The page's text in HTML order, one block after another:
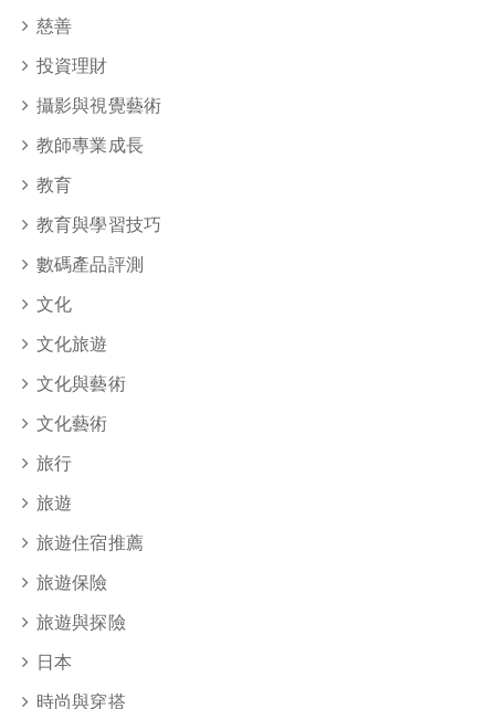
慈善
投資理財
攝影與視覺藝術
教師專業成長
教育
教育與學習技巧
數碼產品評測
文化
文化旅遊
文化與藝術
文化藝術
旅行
旅遊
旅遊住宿推薦
旅遊保險
旅遊與探險
日本
時尚與穿搭